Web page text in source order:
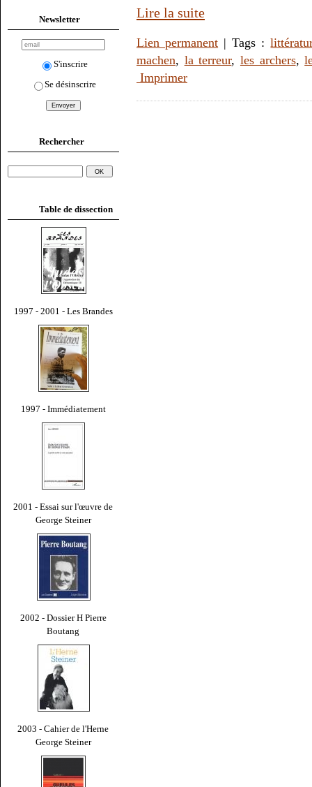
Newsletter
S'inscrire
Se désinscrire
Rechercher
Table de dissection
1997 - 2001 - Les Brandes
1997 - Immédiatement
2001 - Essai sur l'œuvre de
George Steiner
2002 - Dossier H Pierre
Boutang
2003 - Cahier de l'Herne
George Steiner
Lire la suite
Lien permanent | Tags :
machen, la terreur, les archers,
Imprimer